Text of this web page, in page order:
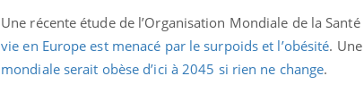
Une récente étude de l’Organisation Mondiale de la
vie en Europe est menacé par le surpoids et l’obésité.
mondiale serait obèse d’ici à 2045 si rien ne change.